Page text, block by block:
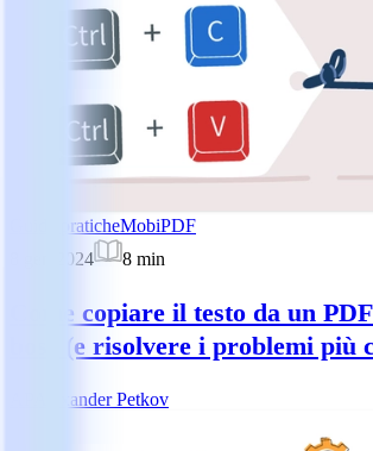
Guide praticheMobiPDF
8 gen 2024
8 min
Come copiare il testo da un
boss (e risolvere i problemi più
Alexander Petkov